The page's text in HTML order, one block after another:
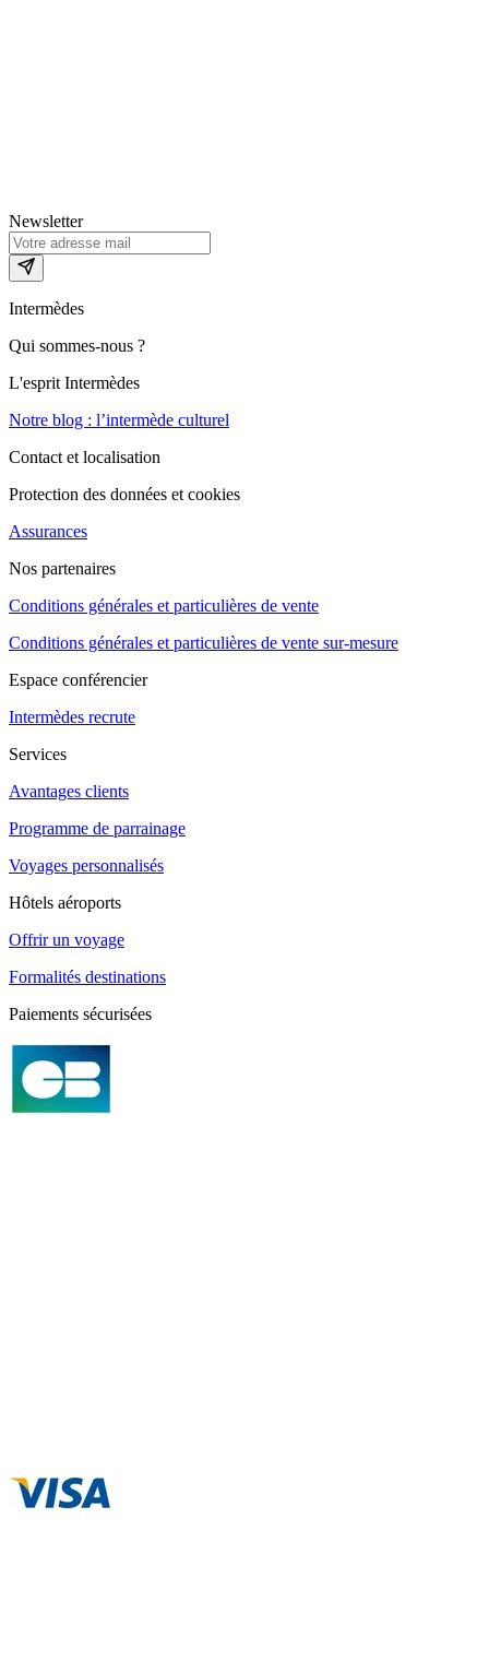
Newsletter
Intermèdes
Qui sommes-nous ?
L'esprit Intermèdes
Notre blog : l’intermède culturel
Contact et localisation
Protection des données et cookies
Assurances
Nos partenaires
Conditions générales et particulières de vente
Conditions générales et particulières de vente sur-mesure
Espace conférencier
Intermèdes recrute
Services
Avantages clients
Programme de parrainage
Voyages personnalisés
Hôtels aéroports
Offrir un voyage
Formalités destinations
Paiements sécurisées